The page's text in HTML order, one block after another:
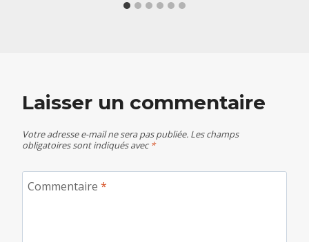
Laisser un commentaire
Votre adresse e-mail ne sera pas publiée. Les champs
obligatoires sont indiqués avec*
Commentaire *